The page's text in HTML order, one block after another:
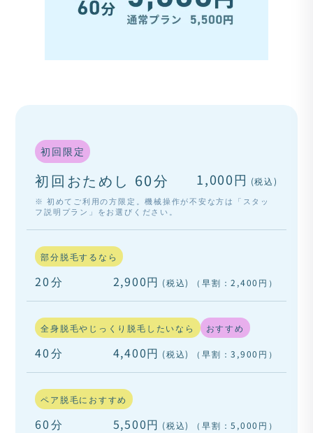
初回限定
初回おためし 60分 1,000円 (税込)
※ 初めてご利用の方限定。機械操作が不安な方は「スタッ
フ説明プラン」をお選びください。
部分脱毛するなら
20分 2,900円 (税込) （早割：2,400円）
全身脱毛やじっくり脱毛したいなら おすすめ
40分 4,400円 (税込) （早割：3,900円）
ペア脱毛におすすめ
60分 5,500円 (税込) （早割：5,000円）